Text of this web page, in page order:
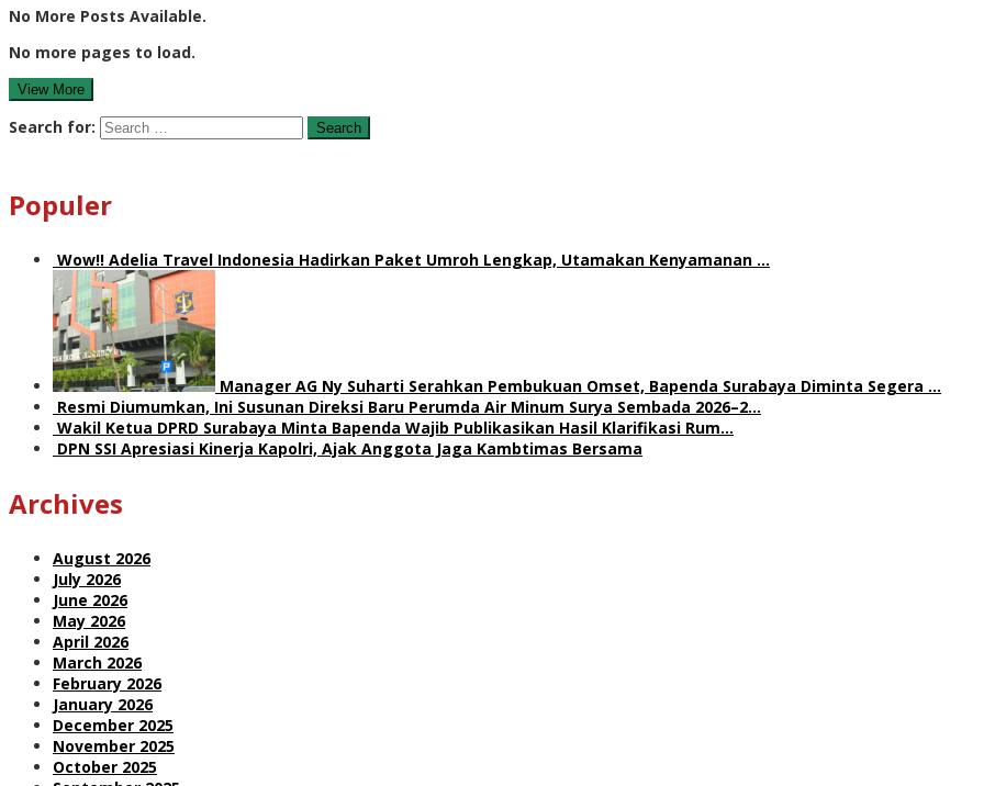
No More Posts Available.
No more pages to load.
View More
Search for:
Populer
Wow!! Adelia Travel Indonesia Hadirkan Paket Umroh Lengkap, Utamakan Kenyamanan …
Manager AG Ny Suharti Serahkan Pembukuan Omset, Bapenda Surabaya Diminta Segera …
Resmi Diumumkan, Ini Susunan Direksi Baru Perumda Air Minum Surya Sembada 2026–2…
Wakil Ketua DPRD Surabaya Minta Bapenda Wajib Publikasikan Hasil Klarifikasi Rum…
DPN SSI Apresiasi Kinerja Kapolri, Ajak Anggota Jaga Kambtimas Bersama
Archives
August 2026
July 2026
June 2026
May 2026
April 2026
March 2026
February 2026
January 2026
December 2025
November 2025
October 2025